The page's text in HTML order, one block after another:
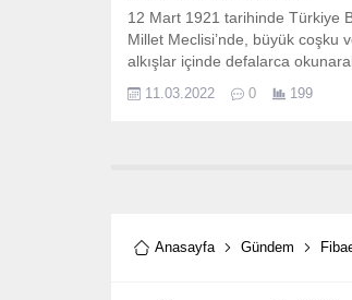
12 Mart 1921 tarihinde Türkiye
Millet Meclisi’nde, büyük coşku
alkışlar içinde defalarca
kabulünün 101.
11.03.2022 0 199
Anasayfa Gündem